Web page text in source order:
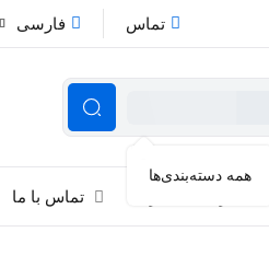
تماس فارسی
همه دسته‌بندی‌ها
تماس با ما